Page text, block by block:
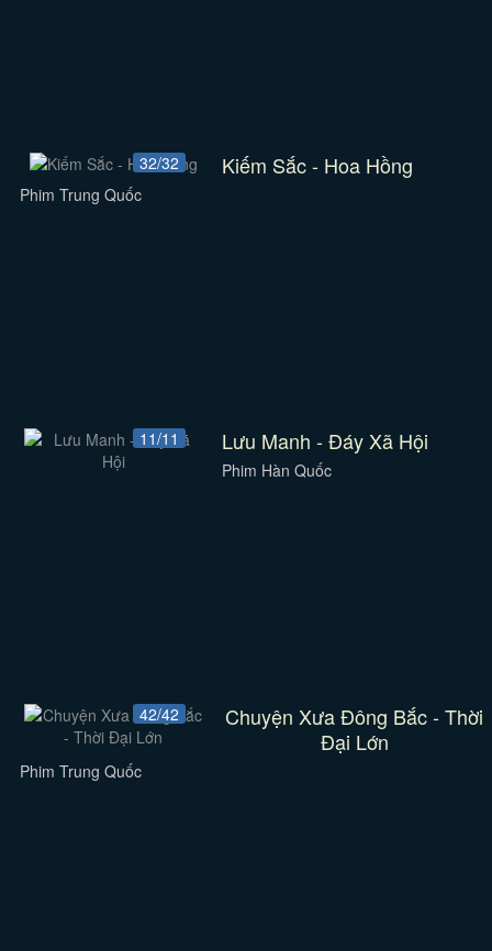
32/32 Kiếm Sắc - Hoa Hồng
Phim Trung Quốc
11/11 Lưu Manh - Đáy Xã Hội
Phim Hàn Quốc
42/42
Chuyện Xưa Đông Bắc - Thời
Đại Lớn
Phim Trung Quốc